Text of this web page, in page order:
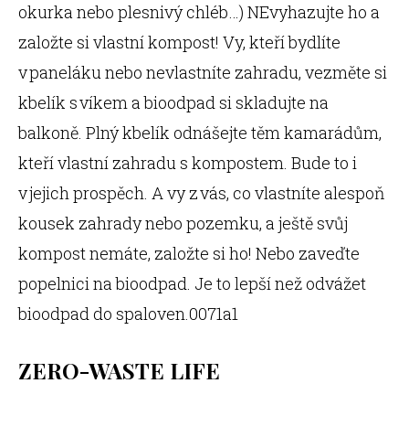
okurka nebo plesnivý chléb…) NEvyhazujte ho a
založte si vlastní kompost! Vy, kteří bydlíte
v paneláku nebo nevlastníte zahradu, vezměte si
kbelík s víkem a bioodpad si skladujte na
balkoně. Plný kbelík odnášejte těm kamarádům,
kteří vlastní zahradu s kompostem. Bude to i
v jejich prospěch. A vy z vás, co vlastníte alespoň
kousek zahrady nebo pozemku, a ještě svůj
kompost nemáte, založte si ho! Nebo zaveďte
popelnici na bioodpad. Je to lepší než odvážet
bioodpad do spaloven.0071a1
ZERO-WASTE LIFE